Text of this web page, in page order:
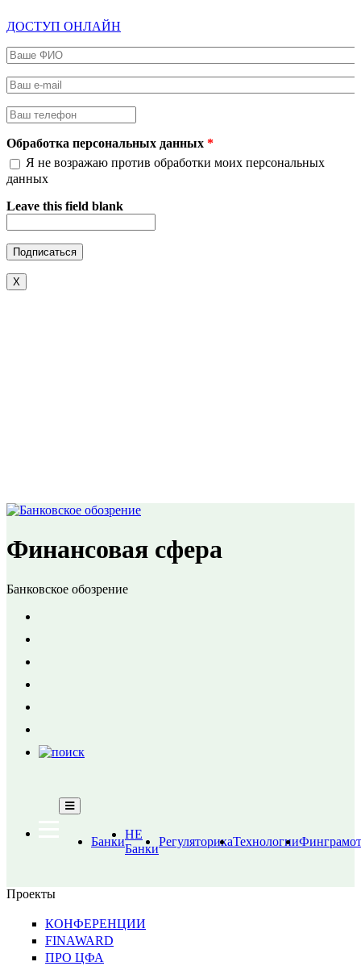
ДОСТУП ОНЛАЙН
Ваше ФИО
Ваш e-mail
Ваш телефон
Обработка персональных данных *
Я не возражаю против обработки моих персональных
данных
Leave this field blank
X
Финансовая сфера
Банковское обозрение
Банки
НЕ
Банки
РегуляторикаТехнологии
Проекты
КОНФЕРЕНЦИИ
FINAWARD
ПРО ЦФА